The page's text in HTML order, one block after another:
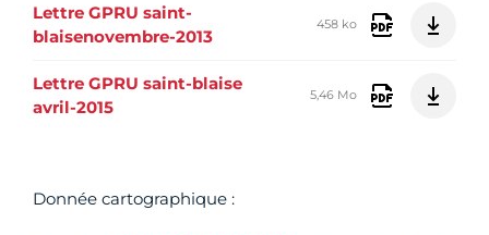
Lettre GPRU saint-
blaisenovembre-2013
458 ko
Lettre GPRU saint-blaise
avril-2015
5,46 Mo
Donnée cartographique :